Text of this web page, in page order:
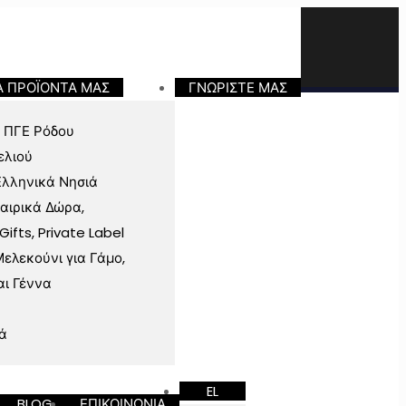
ΠΡΟΪΟΝΤΑ ΜΑΣ
ΠΓΕ Ρόδου
Νησιά
Δώρα,
Private Label
για Γάμο,
Γέννα
ΓΝΩΡΙΣΤΕ ΜΑΣ
EL